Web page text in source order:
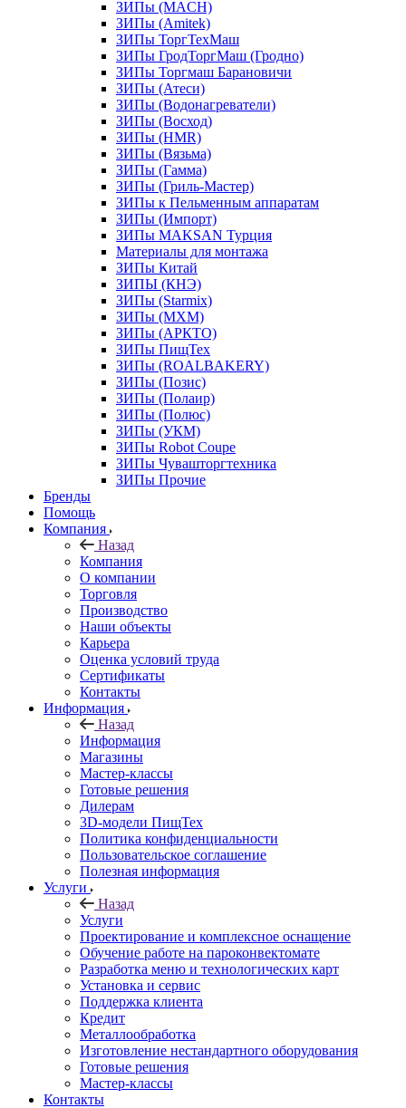
ЗИПы (MACH)
ЗИПы (Amitek)
ЗИПы ТоргТехМаш
ЗИПы ГродТоргМаш (Гродно)
ЗИПы Торгмаш Барановичи
ЗИПы (Атеси)
ЗИПы (Водонагреватели)
ЗИПы (Восход)
ЗИПы (HMR)
ЗИПы (Вязьма)
ЗИПы (Гамма)
ЗИПы (Гриль-Мастер)
ЗИПы к Пельменным аппаратам
ЗИПы (Импорт)
ЗИПы MAKSAN Турция
Материалы для монтажа
ЗИПы Китай
ЗИПЫ (КНЭ)
ЗИПы (Starmix)
ЗИПы (МХМ)
ЗИПы (АРКТО)
ЗИПы ПищТех
ЗИПы (ROALBAKERY)
ЗИПы (Позис)
ЗИПы (Полаир)
ЗИПы (Полюс)
ЗИПы (УКМ)
ЗИПы Robot Coupe
ЗИПы Чувашторгтехника
ЗИПы Прочие
Бренды
Помощь
Компания
Назад
Компания
О компании
Торговля
Производство
Наши объекты
Карьера
Оценка условий труда
Сертификаты
Контакты
Информация
Назад
Информация
Магазины
Мастер-классы
Готовые решения
Дилерам
3D-модели ПищТех
Политика конфиденциальности
Пользовательское соглашение
Полезная информация
Услуги
Назад
Услуги
Проектирование и комплексное оснащение
Обучение работе на пароконвектомате
Разработка меню и технологических карт
Установка и сервис
Поддержка клиента
Кредит
Металлообработка
Изготовление нестандартного оборудования
Готовые решения
Мастер-классы
Контакты